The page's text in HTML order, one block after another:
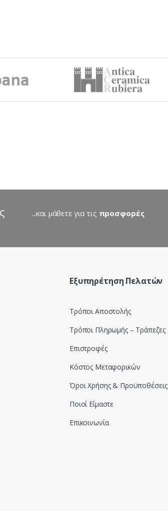
...και μάθετε για τις προσφορές
Εξυπηρέτηση Πελατών
Τρόποι Αποστολής
Τρόποι Πληρωμής – Τράπεζες
Επιστροφές
Κόστος Μεταφορικών
Όροι Χρήσης & Προϋποθέσεις
Ποιοί Είμαστε
Επικοινωνία